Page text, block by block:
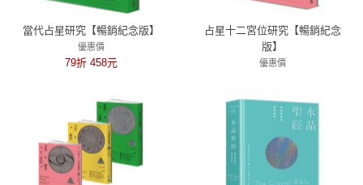
當代占星研究【暢銷紀念版】
優惠價
79折 458元
占星十二宮位研究【暢銷紀念
版】
優惠價